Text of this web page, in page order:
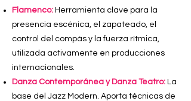
Flamenco: Herramienta clave para la
presencia escénica, el zapateado, el
control del compás y la fuerza rítmica,
utilizada activamente en producciones
internacionales.
Danza Contemporánea y Danza Teatro: La
base del Jazz Modern. Aporta técnicas de